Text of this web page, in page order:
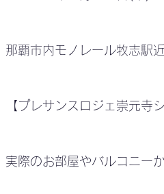
那覇市内モノレール牧志駅
【プレサンスロジェ崇元寺
実際のお部屋やバルコニー